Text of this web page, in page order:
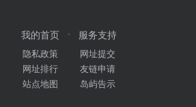
我的首页
隐私政策
网址排行
站点地图
服务支持
网址提交
友链申请
岛屿告示